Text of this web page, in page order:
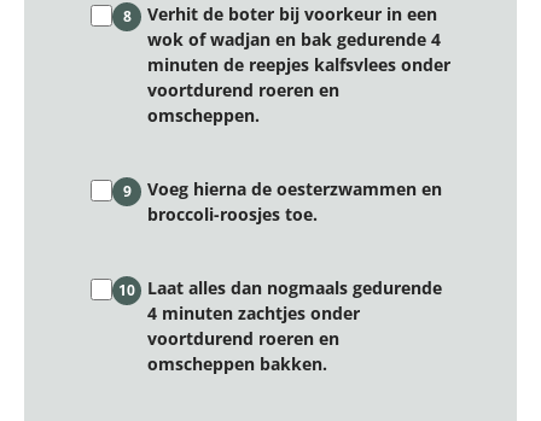
8
Verhit de boter bij voorkeur in een
wok of wadjan en bak gedurende 4
minuten de reepjes kalfsvlees onder
voortdurend roeren en
omscheppen.
9
Voeg hierna de oesterzwammen en
broccoli-roosjes toe.
10
Laat alles dan nogmaals gedurende
4 minuten zachtjes onder
voortdurend roeren en
omscheppen bakken.